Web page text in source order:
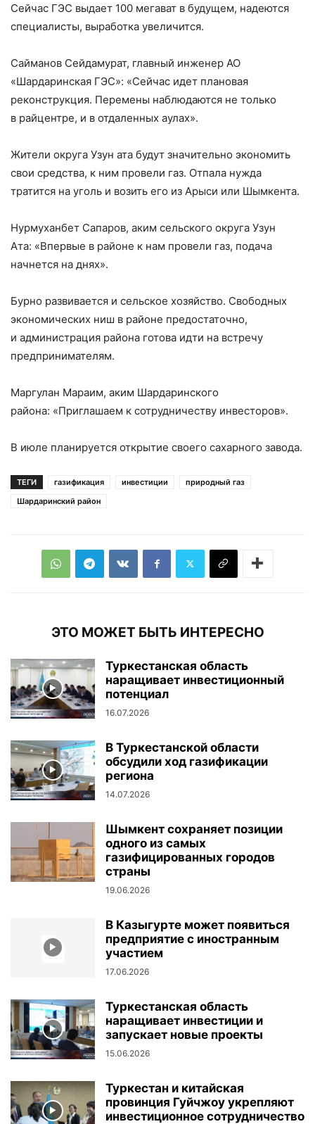
Сейчас ГЭС выдает 100 мегават в будущем, надеются
специалисты, выработка увеличится.
Сайманов Сейдамурат, главный инженер АО
«Шардаринская ГЭС»: «Сейчас идет плановая
реконструкция. Перемены наблюдаются не только
в райцентре, и в отдаленных аулах».
Жители округа Узун ата будут значительно экономить
свои средства, к ним провели газ. Отпала нужда
тратится на уголь и возить его из Арыси или Шымкента.
Нурмуханбет Сапаров, аким сельского округа Узун
Ата: «Впервые в районе к нам провели газ, подача
начнется на днях».
Бурно развивается и сельское хозяйство. Свободных
экономических ниш в районе предостаточно,
и администрация района готова идти на встречу
предпринимателям.
Маргулан Мараим, аким Шардаринского
района: «Приглашаем к сотрудничеству инвесторов».
В июле планируется открытие своего сахарного завода.
ТЕГИ газификация инвестиции
природный газ
Шардаринский район
ЭТО МОЖЕТ БЫТЬ ИНТЕРЕСНО
Туркестанская область
наращивает инвестиционный
потенциал
16.07.2026
В Туркестанской области
обсудили ход газификации
региона
14.07.2026
Шымкент сохраняет позиции
одного из самых
газифицированных городов
страны
19.06.2026
В Казыгурте может появиться
предприятие с иностранным
участием
17.06.2026
Туркестанская область
наращивает инвестиции и
запускает новые проекты
15.06.2026
Туркестан и китайская
провинция Гуйчжоу укрепляют
инвестиционное сотрудничество